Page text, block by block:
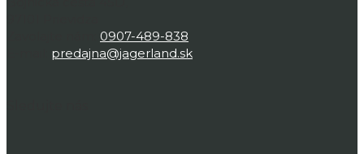
0907-489-838
predajna@jagerland.sk